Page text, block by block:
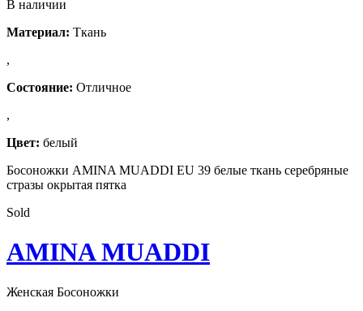
В наличии
Материал: Ткань
,
Состояние: Отличное
,
Цвет: белый
Босоножки AMINA MUADDI EU 39 белые ткань серебряные
стразы окрытая пятка
Sold
AMINA MUADDI
Женская Босоножки